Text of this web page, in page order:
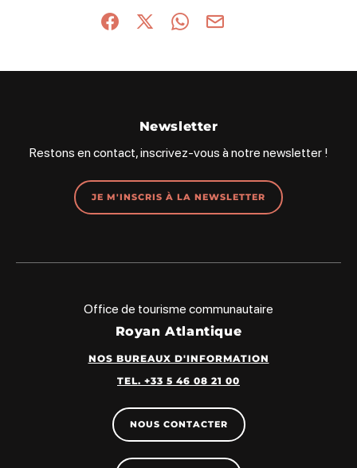
Partager sur Facebook (nouvelle fenêtre)
Partager sur X / Twitter (nouvelle
Partager sur WhatsApp
Partager par mail
Newsletter
Restons en contact, inscrivez-vous à notre newsletter !
JE M'INSCRIS À LA NEWSLETTER
Office de tourisme communautaire
Royan Atlantique
NOS BUREAUX D'INFORMATION
TEL. +33 5 46 08 21 00
NOUS CONTACTER